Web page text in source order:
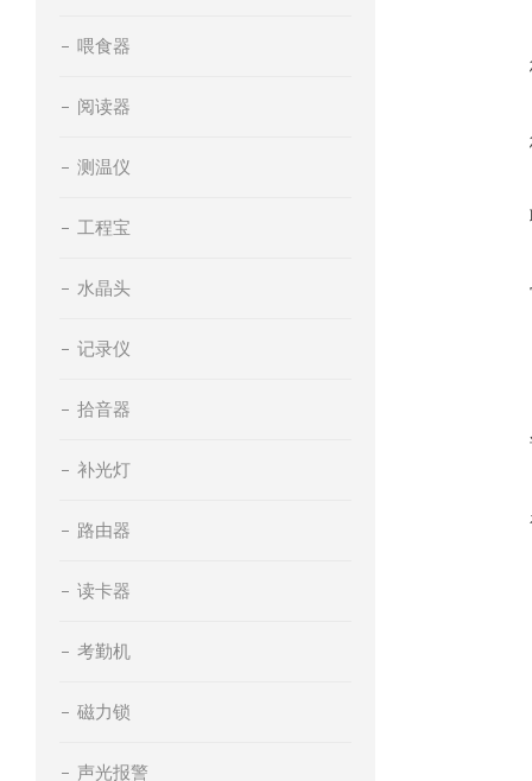
喂食器
阅读器
测温仪
工程宝
水晶头
记录仪
拾音器
补光灯
路由器
读卡器
考勤机
磁力锁
声光报警